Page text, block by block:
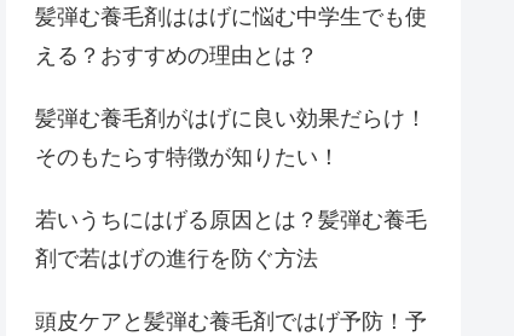
髪弾む養毛剤ははげに悩む中学生でも使
える？おすすめの理由とは？
髪弾む養毛剤がはげに良い効果だらけ！
そのもたらす特徴が知りたい！
若いうちにはげる原因とは？髪弾む養毛
剤で若はげの進行を防ぐ方法
頭皮ケアと髪弾む養毛剤ではげ予防！予